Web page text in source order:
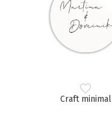
Craft minimal